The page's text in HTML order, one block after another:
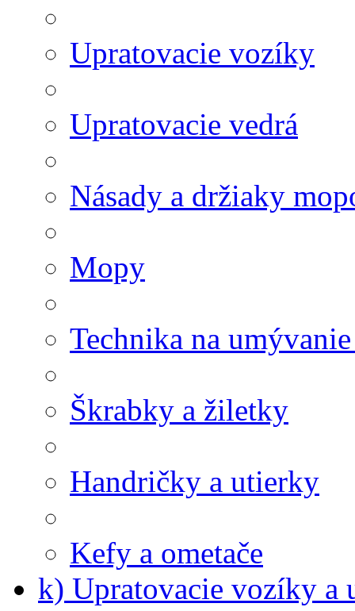
Upratovacie vozíky
Upratovacie vedrá
Násady a držiaky
Mopy
Technika na
Škrabky a žiletky
Handričky a utierky
Kefy a ometače
k) Upratovacie vozíky a